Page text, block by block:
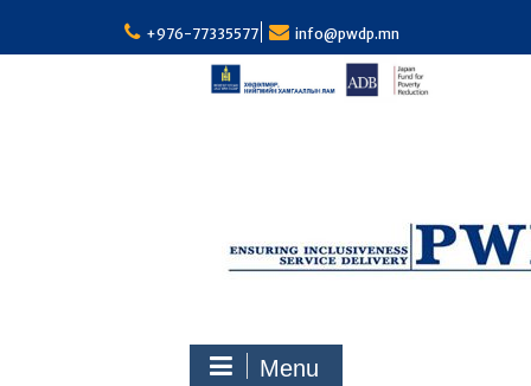
i
+976-77335577 info@pwdp.mn
Menu